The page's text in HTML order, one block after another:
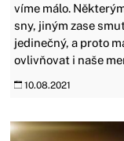
víme málo.
sny, jiným zase
jedinečný, a proto
ovlivňovat i naše
10.08.2021